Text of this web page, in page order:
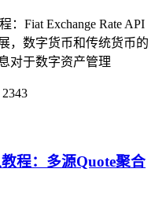
：Fiat Exchange Rate API
，数字货币和传统货币的
对于数字资产管理
程：多源Quote聚合